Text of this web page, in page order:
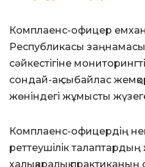
Комплаенс-офицер емхана
Республикасы
сәйкестігіне
сондай-ақ сыбайлас
жөніндегі жұмысты
Комплаенс-офицердің
реттеушілік
халықаралық практиканың